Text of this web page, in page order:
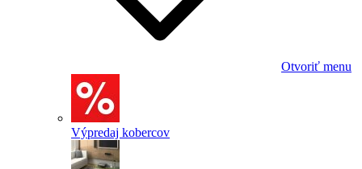
Otvoriť menu
Výpredaj kobercov